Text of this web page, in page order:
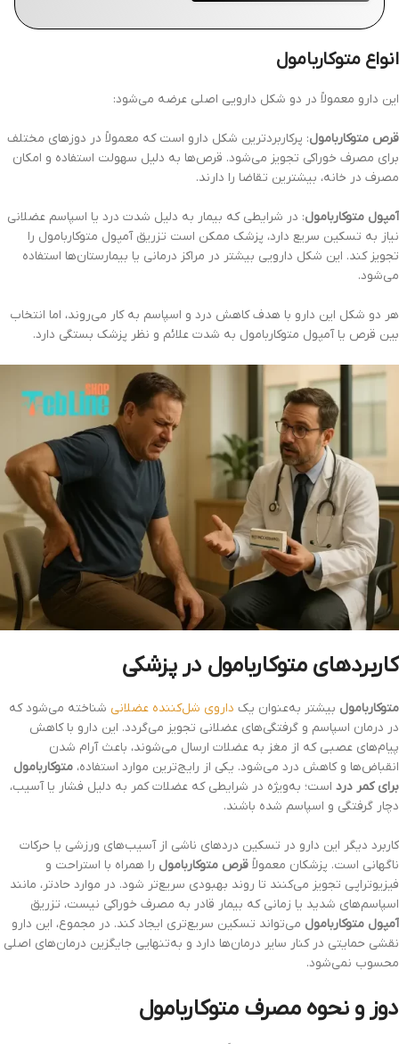
انواع متوکاربامول
این دارو معمولاً در دو شکل دارویی اصلی عرضه می‌شود:
قرص متوکاربامول: پرکاربردترین شکل دارو است که معمولاً در دوزهای مختلف
برای مصرف خوراکی تجویز می‌شود. قرص‌ها به دلیل سهولت استفاده و امکان
مصرف در خانه، بیشترین تقاضا را دارند.
آمپول متوکاربامول: در شرایطی که بیمار به دلیل شدت درد یا اسپاسم عضلانی
نیاز به تسکین سریع دارد، پزشک ممکن است تزریق آمپول متوکاربامول را
تجویز کند. این شکل دارویی بیشتر در مراکز درمانی یا بیمارستان‌ها استفاده
می‌شود.
هر دو شکل این دارو با هدف کاهش درد و اسپاسم به کار می‌روند، اما انتخاب
بین قرص یا آمپول متوکاربامول به شدت علائم و نظر پزشک بستگی دارد.
کاربردهای متوکاربامول در پزشکی
متوکاربامول بیشتر به‌عنوان یک داروی شل‌کننده عضلانی شناخته می‌شود که
در درمان اسپاسم و گرفتگی‌های عضلانی تجویز می‌گردد. این دارو با کاهش
پیام‌های عصبی که از مغز به عضلات ارسال می‌شوند، باعث آرام شدن
انقباض‌ها و کاهش درد می‌شود. یکی از رایج‌ترین موارد استفاده، متوکاربامول
برای کمر درد است؛ به‌ویژه در شرایطی که عضلات کمر به دلیل فشار یا آسیب،
دچار گرفتگی و اسپاسم شده باشند.
کاربرد دیگر این دارو در تسکین دردهای ناشی از آسیب‌های ورزشی یا حرکات
ناگهانی است. پزشکان معمولاً قرص متوکاربامول را همراه با استراحت و
فیزیوتراپی تجویز می‌کنند تا روند بهبودی سریع‌تر شود. در موارد حادتر، مانند
اسپاسم‌های شدید یا زمانی که بیمار قادر به مصرف خوراکی نیست، تزریق
آمپول متوکاربامول می‌تواند تسکین سریع‌تری ایجاد کند. در مجموع، این دارو
نقشی حمایتی در کنار سایر درمان‌ها دارد و به‌تنهایی جایگزین درمان‌های اصلی
محسوب نمی‌شود.
دوز و نحوه مصرف متوکاربامول